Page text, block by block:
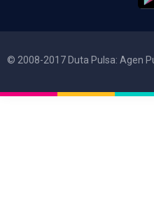
© 2008-2017 Duta Pulsa: Agen